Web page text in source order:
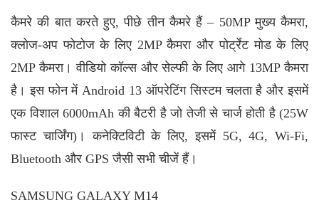
कैमरे की बात करते हुए, पीछे तीन कैमरे हैं – 50MP मुख्य कैमरा,
क्लोज-अप फोटोज के लिए 2MP कैमरा और पोर्ट्रेट मोड के लिए
2MP कैमरा। वीडियो कॉल्स और सेल्फी के लिए आगे 13MP कैमरा
है। इस फोन में Android 13 ऑपरेटिंग सिस्टम चलता है और इसमें
एक विशाल 6000mAh की बैटरी है जो तेजी से चार्ज होती है (25W
फास्ट चार्जिंग)। कनेक्टिविटी के लिए, इसमें 5G, 4G, Wi-Fi,
Bluetooth और GPS जैसी सभी चीजें हैं।
SAMSUNG GALAXY M14